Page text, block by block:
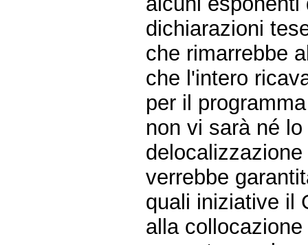
dichiarazioni
che rimarrebbe
che l'intero
per il
non vi sarà né
verrebbe
quali iniziative il
alla